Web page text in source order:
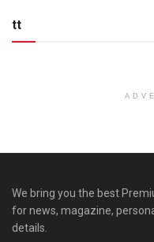
tt
We bring you the best
for news, magazine,
details.